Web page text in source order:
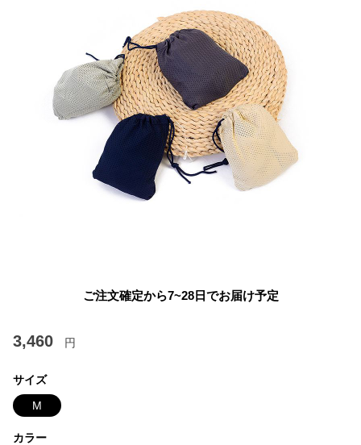
ご注文確定から7~28日でお届け予定
3,460 円
サイズ
M
カラー